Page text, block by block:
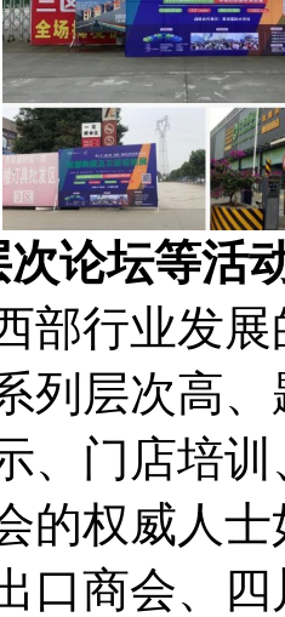
次论坛等
部行业发
列层次高
、门店培
的权威人
口商会、